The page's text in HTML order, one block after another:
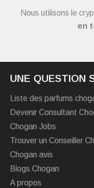
Nous utilisons le
en
UNE QUESTION
Liste des parfums
Devenir Consultant
Chogan Jobs
Trouver un Conseiller
Chogan avis
Blogs Chogan
A propos